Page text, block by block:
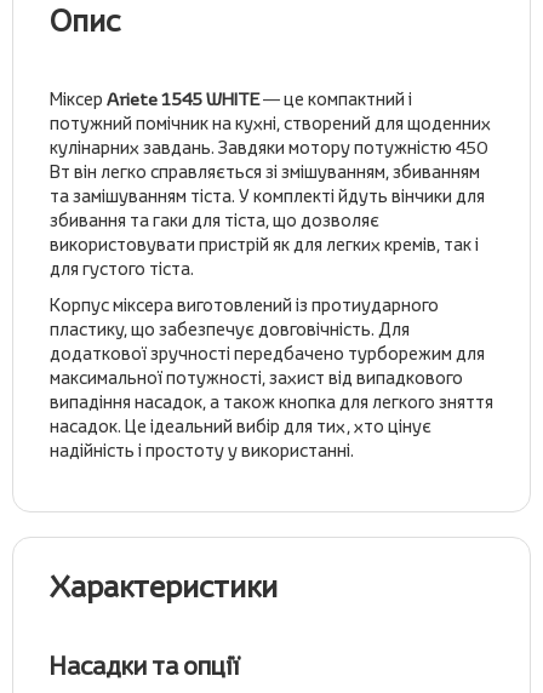
Опис
Міксер Ariete 1545 WHITE— це компактний і
потужний помічник на кухні, створений для щоденних
кулінарних завдань. Завдяки мотору потужністю 450
Вт він легко справляється зі змішуванням, збиванням
та замішуванням тіста. У комплекті йдуть вінчики для
збивання та гаки для тіста, що дозволяє
використовувати пристрій як для легких кремів, так і
для густого тіста.
Корпус міксера виготовлений із протиударного
пластику, що забезпечує довговічність. Для
додаткової зручності передбачено турборежим для
максимальної потужності, захист від випадкового
випадіння насадок, а також кнопка для легкого зняття
насадок. Це ідеальний вибір для тих, хто цінує
надійність і простоту у використанні.
Характеристики
Насадки та опції